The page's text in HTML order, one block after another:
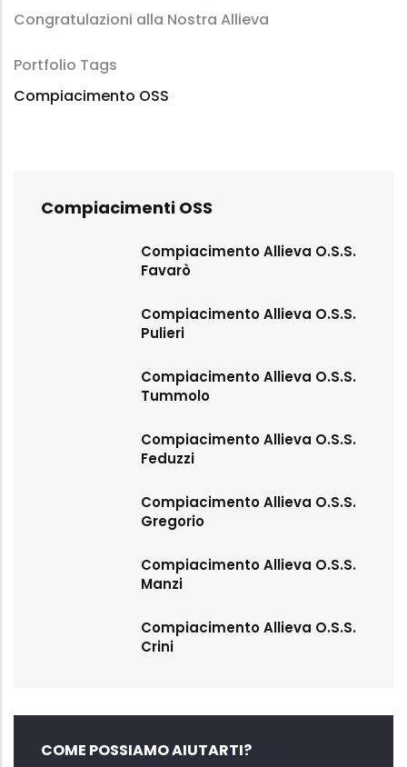
Congratulazioni alla Nostra Allieva
Portfolio Tags
Compiacimento OSS
Compiacimenti OSS
Compiacimento Allieva O.S.S.
Favarò
Compiacimento Allieva O.S.S.
Pulieri
Compiacimento Allieva O.S.S.
Tummolo
Compiacimento Allieva O.S.S.
Feduzzi
Compiacimento Allieva O.S.S.
Gregorio
Compiacimento Allieva O.S.S.
Manzi
Compiacimento Allieva O.S.S.
Crini
COME POSSIAMO AIUTARTI?